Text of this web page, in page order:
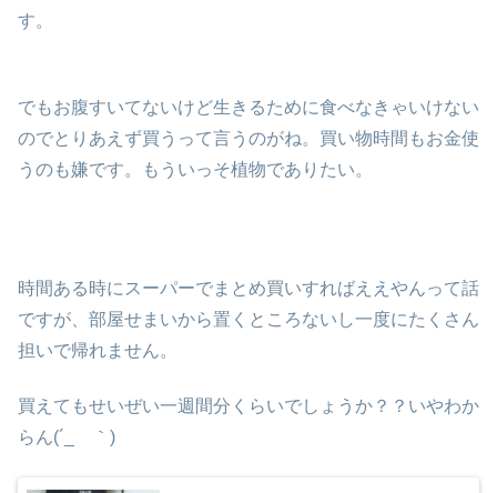
す。
でもお腹すいてないけど生きるために食べなきゃいけない
のでとりあえず買うって言うのがね。買い物時間もお金使
うのも嫌です。もういっそ植物でありたい。
時間ある時にスーパーでまとめ買いすればええやんって話
ですが、部屋せまいから置くところないし一度にたくさん
担いで帰れません。
買えてもせいぜい一週間分くらいでしょうか？？いやわか
らん(´_ゝ｀)